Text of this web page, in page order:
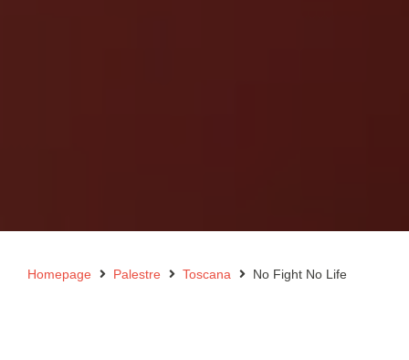
Homepage Palestre Toscana No Fight No Life